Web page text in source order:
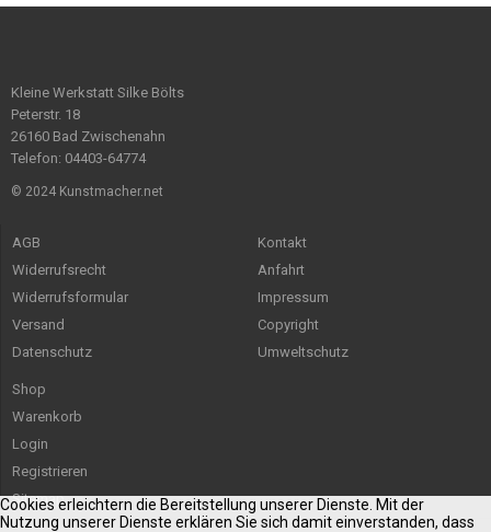
Kleine Werkstatt Silke Bölts
Peterstr. 18
26160 Bad Zwischenahn
Telefon: 04403-64774
© 2024 Kunstmacher.net
AGB
Widerrufsrecht
Widerrufsformular
Versand
Datenschutz
Kontakt
Anfahrt
Impressum
Copyright
Umweltschutz
Shop
Warenkorb
Login
Registrieren
Sitemap
Cookies erleichtern die Bereitstellung unserer Dienste. Mit der
Nutzung unserer Dienste erklären Sie sich damit einverstanden, dass